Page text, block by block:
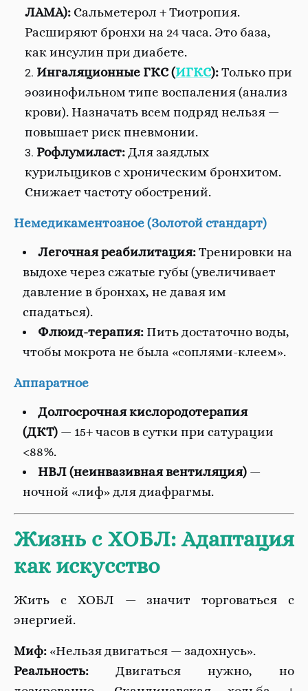
ЛАМА): Сальметерол + Тиотропия.
Расширяют бронхи на 24 часа. Это база,
как инсулин при диабете.
Ингаляционные ГКС (ИГКС): Только при
эозинофильном типе воспаления (анализ
крови). Назначать всем подряд нельзя —
повышает риск пневмонии.
Рофлумиласт: Для заядлых
курильщиков с хроническим бронхитом.
Снижает частоту обострений.
Немедикаментозное (Золотой стандарт)
Легочная реабилитация:Тренировки на
выдохе через сжатые губы (увеличивает
давление в бронхах, не давая им
спадаться).
Флюид-терапия:Пить достаточно воды,
чтобы мокрота не была «соплями-клеем».
Аппаратное
Долгосрочная кислородотерапия
(ДКТ)— 15+ часов в сутки при сатурации
<88%.
НВЛ (неинвазивная вентиляция)—
ночной «лиф» для диафрагмы.
Жизнь с ХОБЛ: Адаптация
как искусство
Жить с ХОБЛ — значит торговаться с
энергией.
Миф: «Нельзя двигаться — задохнусь».
Реальность: Двигаться нужно, но